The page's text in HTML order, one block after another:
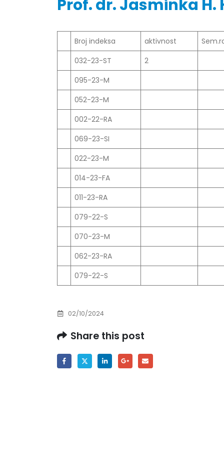
Prof. dr. Jasminka
Broj indeksa aktivnost
032-23-ST
2
095-23-M
052-23-M
002-22-RA
069-23-SI
022-23-M
014-23-FA
011-23-RA
079-22-S
070-23-M
062-23-RA
079-22-S
02/10/2024
Share this post
Obavještenje za javnost 30.07.2026.
godine
30/07/2026
Obavještenje za javnost 30.07.2026.
30/07/2026
Prof. dr Srđan Marinković – rezultati
ispita
29/07/2026
Prof. dr Azijada Beganlić – rezultati
ispita
29/07/2026
Prof. dr Esed Karić – rezultati ispita
Prof.
ispita
Prof.
22/07/